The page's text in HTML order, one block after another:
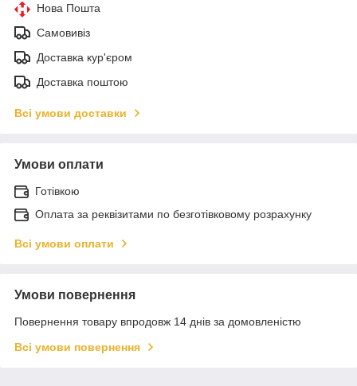
Нова Пошта
Самовивіз
Доставка кур'єром
Доставка поштою
Всі умови доставки
Умови оплати
Готівкою
Оплата за реквізитами по безготівковому розрахунку
Всі умови оплати
Умови повернення
Повернення товару впродовж 14 днів за домовленістю
Всі умови повернення